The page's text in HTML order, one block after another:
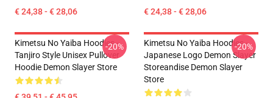
€ 24,38 - € 28,06 € 24,38 - € 28,06
Kimetsu No Yaiba Hoodies -
Tanjiro Style Unisex Pullover
Hoodie Demon Slayer Store
-20%
Kimetsu No Yaiba Hoodies -
Japanese Logo Demon Slayer
Storeandise Demon Slayer
Store
-20%